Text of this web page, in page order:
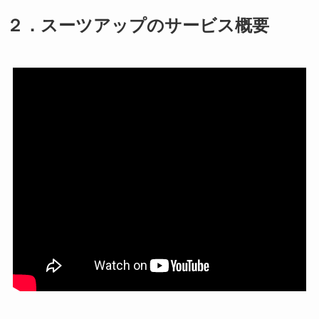
２．スーツアップのサービス概要